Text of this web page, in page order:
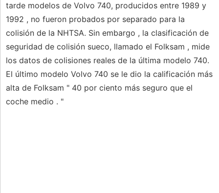
tarde modelos de Volvo 740, producidos entre 1989 y
1992 , no fueron probados por separado para la
colisión de la NHTSA. Sin embargo , la clasificación de
seguridad de colisión sueco, llamado el Folksam , mide
los datos de colisiones reales de la última modelo 740.
El último modelo Volvo 740 se le dio la calificación más
alta de Folksam " 40 por ciento más seguro que el
coche medio . "